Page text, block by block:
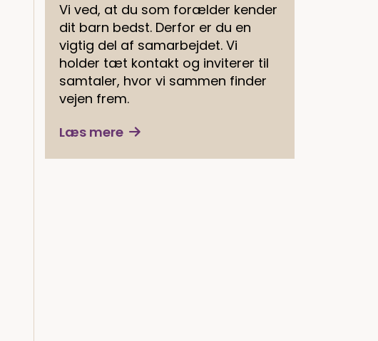
Vi ved, at du som forælder kender
dit barn bedst. Derfor er du en
vigtig del af samarbejdet. Vi
holder tæt kontakt og inviterer til
samtaler, hvor vi sammen finder
vejen frem.
Læs mere